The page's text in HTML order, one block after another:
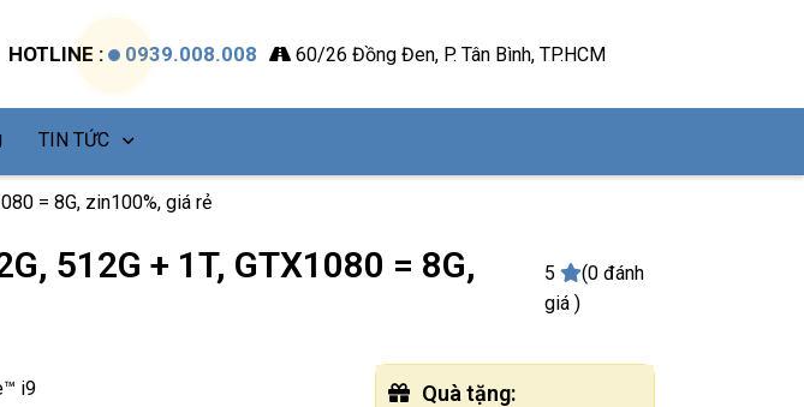
HOTLINE : 0939.008.008 60/26 Đồng Đen, P. Tân Bình, TP.HCM
TIN TỨC
= 8G, zin100%, giá rẻ
512G + 1T, GTX1080 = 8G,
5
(0 đánh
giá )
i9
Quà tặng: